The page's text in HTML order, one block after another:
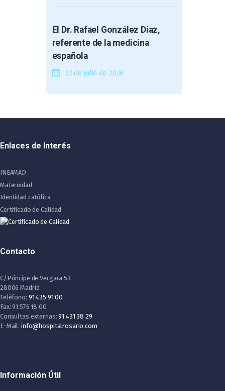
El Dr. Rafael González Díaz,
referente de la medicina
española
22 de julio de 2026
Enlaces de Interés
INEAMAD
Maternidad
Identidad católica
Certificado de Calidad
Contacto
C/Príncipe de Vergara 53
28006 Madrid
Teléfono: 91 435 91 00
Fax: 91 576 18 00
Consultas externas:91 431 38 29
E-Mail: info@hospitalrosario.com
Información Útil